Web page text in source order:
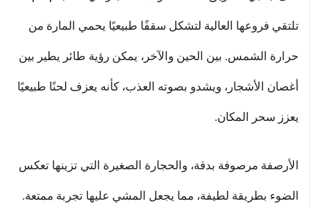
تلتقي فروعها العالية لتشكل سقفًا طبيعيًا يحمي المارة من
حرارة الشمس. بين الحين والآخر، يمكن رؤية طائر يطير بين
أغصان الأشجار، ويشدو بصوته العذب، كأنه يعزف لحنًا طبيعيًا
يعزز سحر المكان.
الأرصفة مرصوفة بدقة، والحجارة الصغيرة التي تزينها تعكس
الضوء بطريقة لطيفة، مما يجعل المشي عليها تجربة ممتعة.